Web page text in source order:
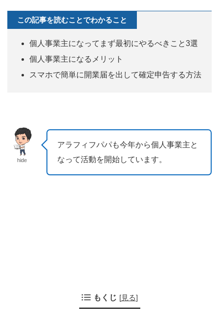
この記事を読むことでわかること
個人事業主になってまず最初にやるべきこと3選
個人事業主になるメリット
スマホで簡単に開業届を出して確定申告する方法
hide
アラフィフパパも今年から個人事業主と
なって活動を開始しています。
もくじ [見る]